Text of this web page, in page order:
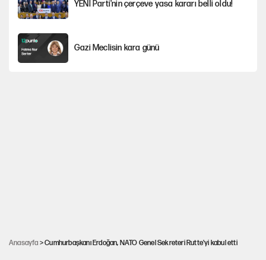
YENİ Parti'nin çerçeve yasa kararı belli oldu!
Gazi Meclisin kara günü
Anasayfa > Cumhurbaşkanı Erdoğan, NATO Genel Sekreteri Rutte'yi kabul etti